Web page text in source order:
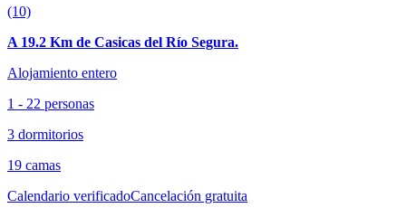
(10)
A 19.2 Km de Casicas del Río Segura.
Alojamiento entero
1 - 22 personas
3 dormitorios
19 camas
Calendario verificadoCancelación gratuita